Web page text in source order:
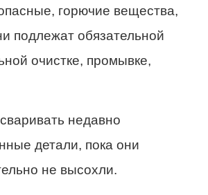
горючие вещества,
подлежат обязательной
очистке, промывке,
недавно
детали, пока они
не высохли.